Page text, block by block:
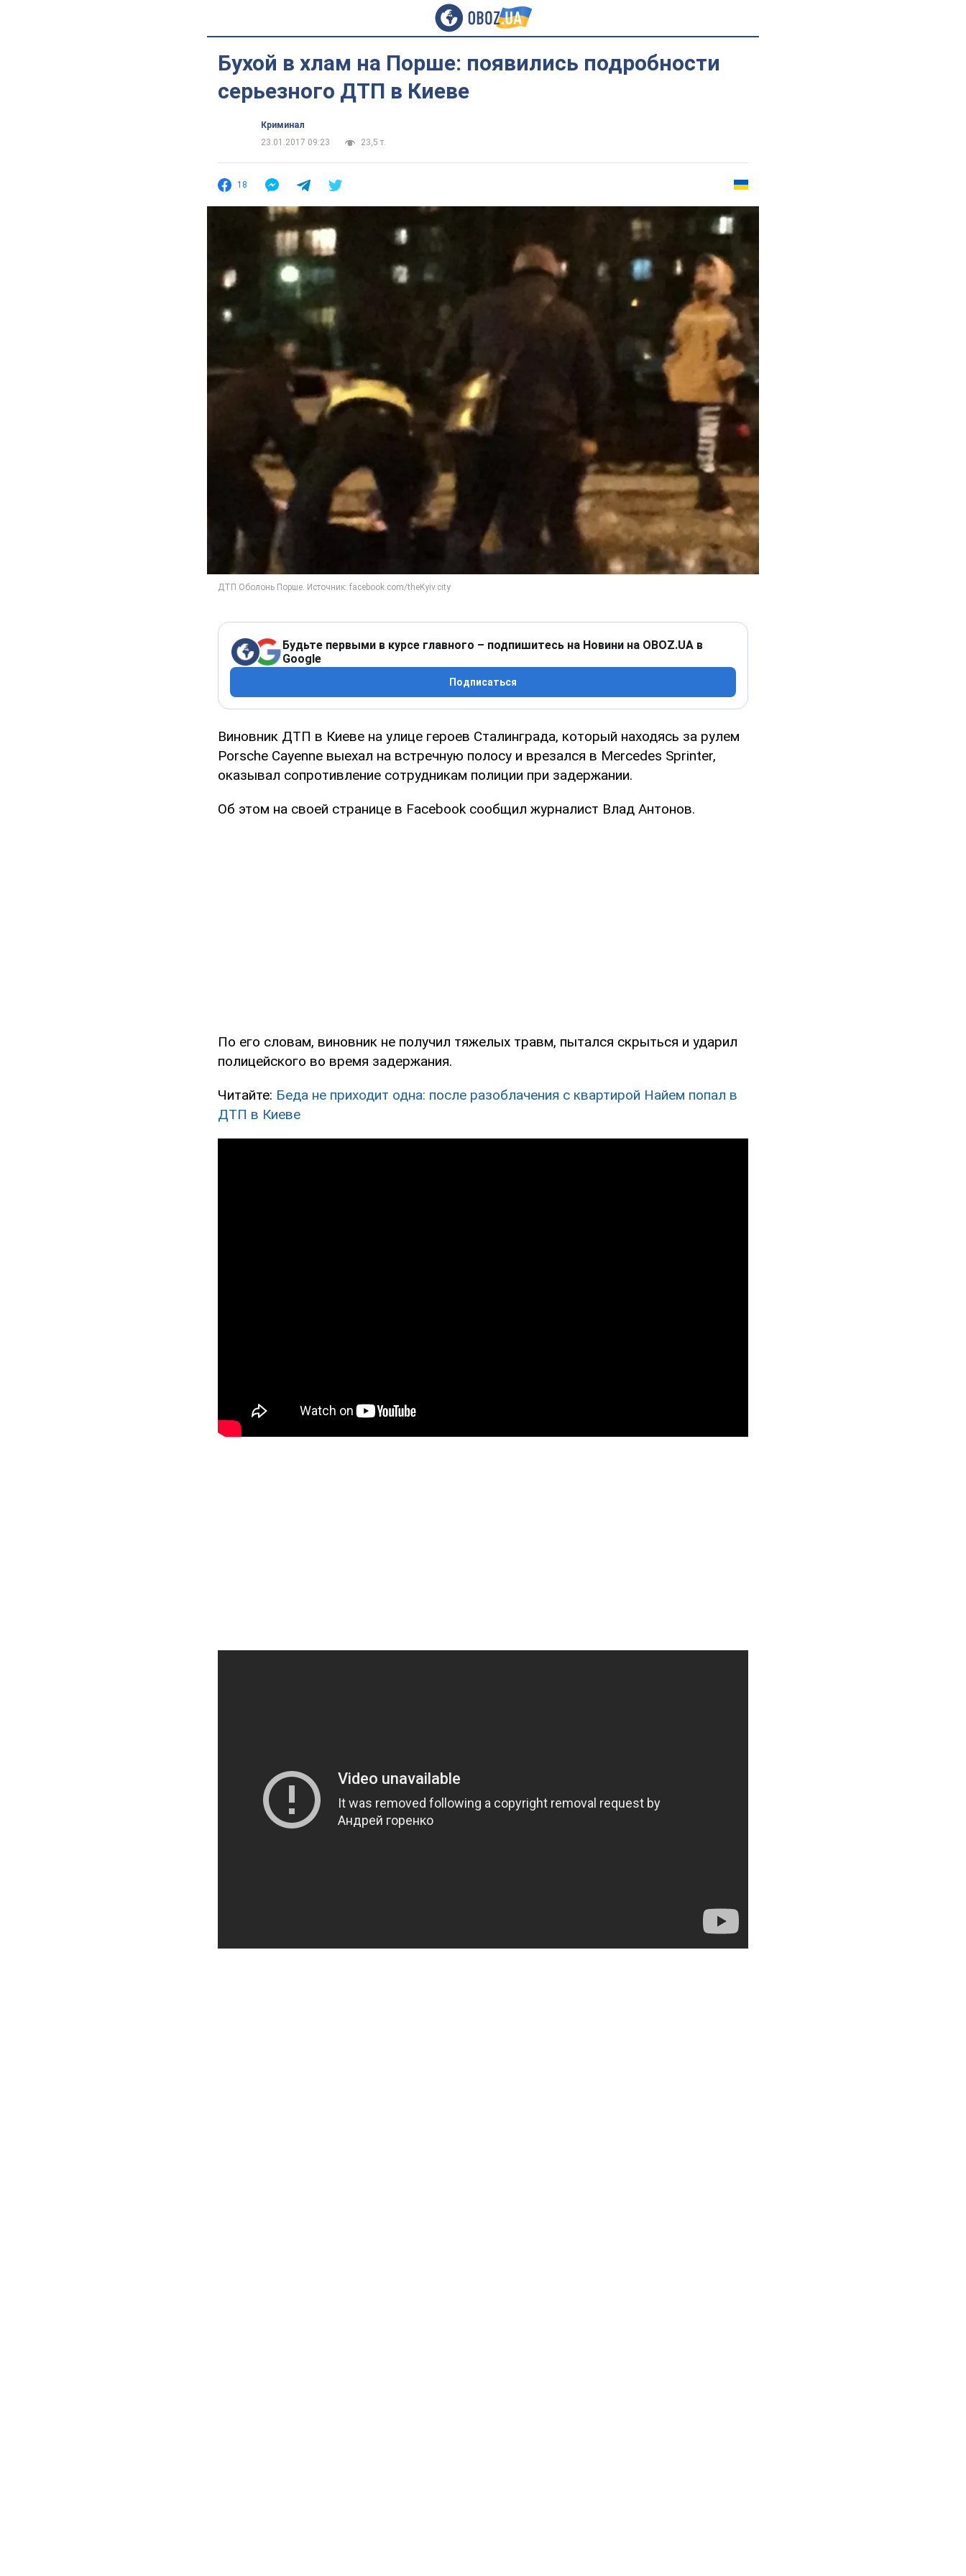
Бухой в хлам на Порше: появились подробности
серьезного ДТП в Киеве
Криминал
23.01.2017 09:23
23,5 т.
18
Будьте первыми в курсе главного – подпишитесь на Новини на OBOZ.UA в
Google
Подписаться
Виновник ДТП в Киеве на улице героев Сталинграда, который находясь за рулем
Porsche Cayenne выехал на встречную полосу и врезался в Mercedes Sprinter,
оказывал сопротивление сотрудникам полиции при задержании.
Об этом на своей странице в Facebook сообщил журналист Влад Антонов.
По его словам, виновник не получил тяжелых травм, пытался скрыться и ударил
полицейского во время задержания.
Читайте: Беда не приходит одна: после разоблачения с квартирой Найем попал в
ДТП в Киеве